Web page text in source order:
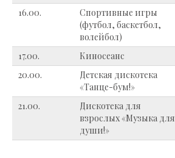
16.00.
Спортивные игры
(футбол, баскетбол,
волейбол)
17.00. Киносеанс
20.00.
Детская дискотека
«Танце-бум!»
21.00.
Дискотека для
взрослых «Музыка для
души!»